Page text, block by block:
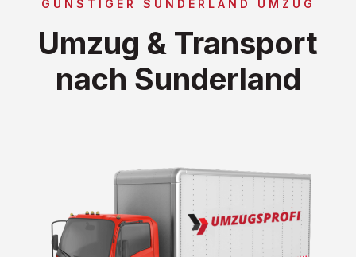
GÜNSTIGER SUNDERLAND UMZUG
Umzug & Transport
nach Sunderland